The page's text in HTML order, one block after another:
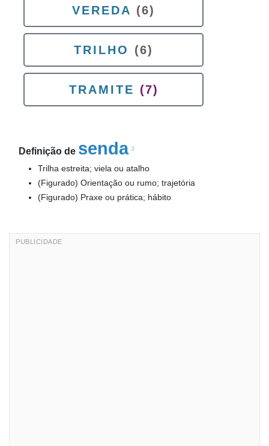
VEREDA (6)
TRILHO (6)
TRAMITE (7)
Definição de senda 3
Trilha estreita; viela ou atalho
(Figurado) Orientação ou rumo; trajetória
(Figurado) Praxe ou prática; hábito